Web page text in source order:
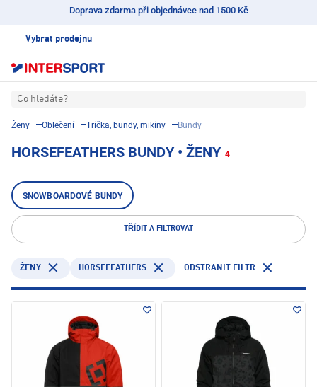
Doprava zdarma při objednávce nad 1500 Kč
Vybrat prodejnu
Co hledáte?
Ženy Oblečení Trička, bundy, mikiny Bundy
HORSEFEATHERS BUNDY • ŽENY 4
SNOWBOARDOVÉ BUNDY
TŘÍDIT A FILTROVAT
ŽENY HORSEFEATHERS ODSTRANIT FILTR